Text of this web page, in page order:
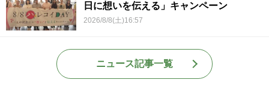
日に想いを伝える」キャンペーン
2026/8/8(土)16:57
ニュース記事一覧